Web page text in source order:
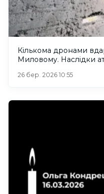
Кількома дронами
Миловому. Наслідки
26 бер. 2026 10:55